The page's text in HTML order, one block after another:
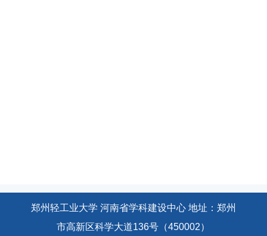
郑州轻工业大学 河南省学科建设中心 地址：郑州
市高新区科学大道136号（450002）